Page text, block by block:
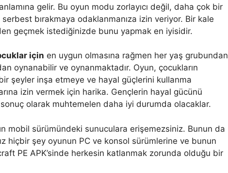
gelir. Bu oyun modu zorlayıcı değil, daha çok bir
serbest bırakmaya odaklanmanıza izin veriyor. Bir kale
geçmek istediğinizde bunu yapmak en iyisidir.
için en uygun olmasına rağmen her yaş grubundan
oynanabilir ve oynanmaktadır. Oyun, çocukların
bir şeyler inşa etmeye ve hayal güçlerini kullanma
izin vermek için harika. Gençlerin hayal gücünü
olarak muhtemelen daha iyi durumda olacaklar.
mobil sürümündeki sunuculara erişemezsiniz. Bunun da
hiçbir şey oyunun PC ve konsol sürümlerine ve bunun
PE APK’sinde herkesin katlanmak zorunda olduğu bir